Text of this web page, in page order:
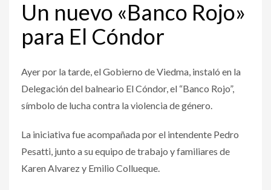
Un nuevo «Banco Rojo»
para El Cóndor
Ayer por la tarde, el Gobierno de Viedma, instaló en la
Delegación del balneario El Cóndor, el “Banco Rojo”,
símbolo de lucha contra la violencia de género.
La iniciativa fue acompañada por el intendente Pedro
Pesatti, junto a su equipo de trabajo y familiares de
Karen Alvarez y Emilio Collueque.